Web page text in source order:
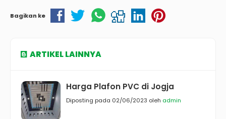
Bagikan ke
ARTIKEL LAINNYA
Harga Plafon PVC di Jogja
Diposting pada 02/06/2023 oleh admin